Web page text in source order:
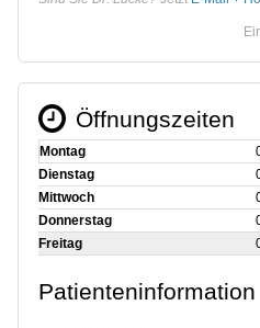
Öffnungszeiten
Montag
Dienstag
Mittwoch
Donnerstag
Freitag
Patienteninformation